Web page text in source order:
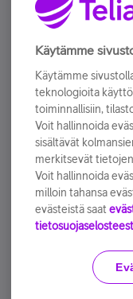
Älä jää paitsi
Tilaa Telian
sähköpostiisi.
Tilaa nyt
Käytämme
Käytämme
teknologioita
toiminnallisiin,
Voit hallinnoida
sisältävät
merkitsevät
Voit hallinnoida
milloin tahansa
evästeistä saat